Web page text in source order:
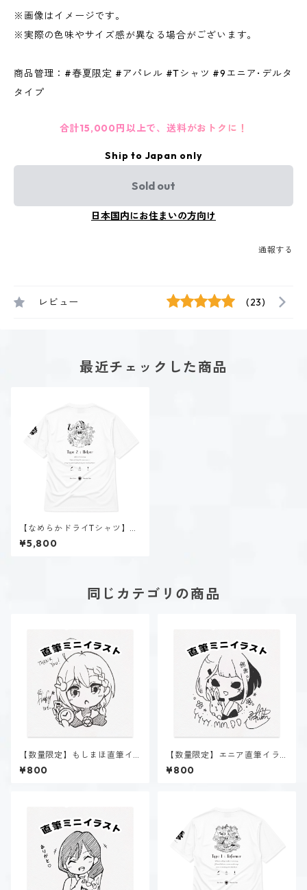
※画像はイメージです。
※実際の色味やサイズ感が異なる場合がございます。
商品管理：#春夏限定 #アパレル #Tシャツ #9エニア･デルタ
タイプ
合計15,000円以上で、送料がおトクに！
Ship to Japan only
Sold out
日本国内にお住まいの方向け
通報する
レビュー (23)
最近チェックした商品
【なめらかドライTシャツ】タ
イプ２-助ける人（ホーリー）
｜ホワイト
¥5,800
同じカテゴリの商品
【数量限定】もしまほ直筆イ
ラスト
¥800
【数量限定】エニア直筆イラ
スト
¥800